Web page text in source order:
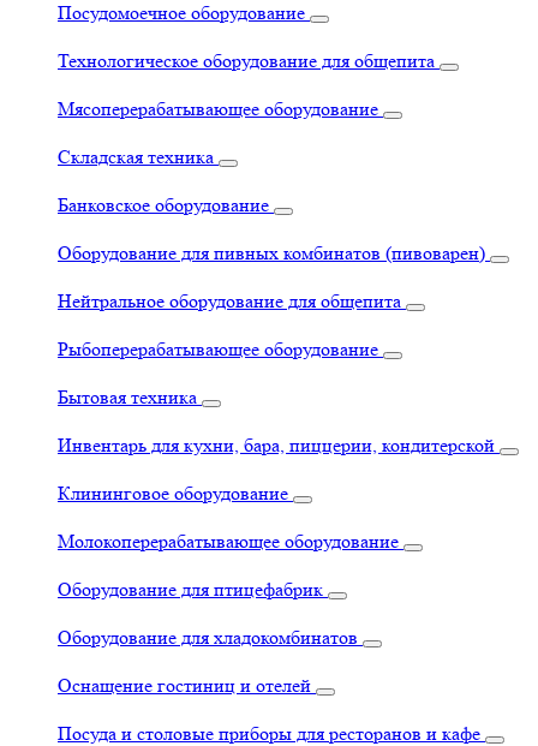
Посудомоечное оборудование
Технологическое оборудование для общепита
Мясоперерабатывающее оборудование
Складская техника
Банковское оборудование
Оборудование для пивных комбинатов (пивоварен)
Нейтральное оборудование для общепита
Рыбоперерабатывающее оборудование
Бытовая техника
Инвентарь для кухни, бара, пиццерии, кондитерской
Клининговое оборудование
Молокоперерабатывающее оборудование
Оборудование для птицефабрик
Оборудование для хладокомбинатов
Оснащение гостиниц и отелей
Посуда и столовые приборы для ресторанов и кафе